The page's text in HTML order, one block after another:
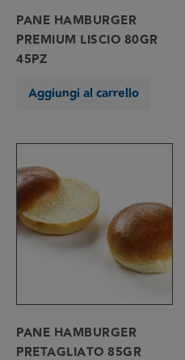
PANE HAMBURGER
PREMIUM LISCIO 80GR
45PZ
Aggiungi al carrello
PANE HAMBURGER
PRETAGLIATO 85GR